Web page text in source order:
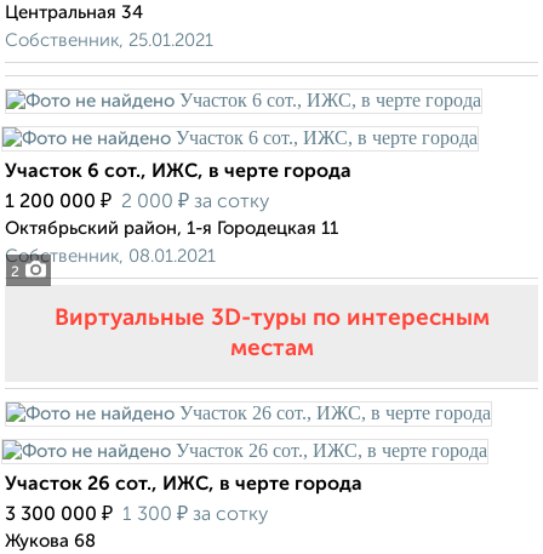
Центральная 34
Собственник, 25.01.2021
2
Участок 6 сот., ИЖС, в черте города
1 200 000 ₽ 2 000 ₽ за сотку
Октябрьский район, 1-я Городецкая 11
Собственник, 08.01.2021
Виртуальные 3D-туры по интересным
местам
Участок 26 сот., ИЖС, в черте города
3 300 000 ₽ 1 300 ₽ за сотку
Жукова 68